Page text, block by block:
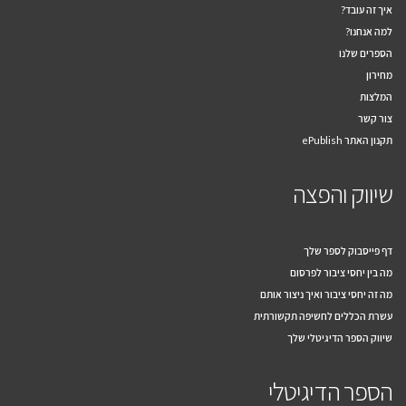
איך זה עובד?
למה אנחנו?
הספרים שלנו
מחירון
המלצות
צור קשר
תקנון האתר ePublish
שיווק והפצה
דף פייסבוק לספר שלך
מה בין יחסי ציבור לפרסום
מה זה יחסי ציבור ואיך ניצור אותם
עשרת הכללים לחשיפה תקשורתית
שיווק הספר הדיגיטלי שלך
הספר הדיגיטלי